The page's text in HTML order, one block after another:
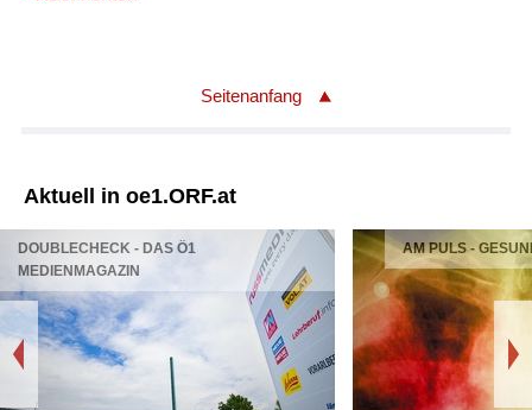
Seitenanfang
Aktuell in oe1.ORF.at
DOUBLECHECK - DAS Ö1
MEDIENMAGAZIN
AM PULS -